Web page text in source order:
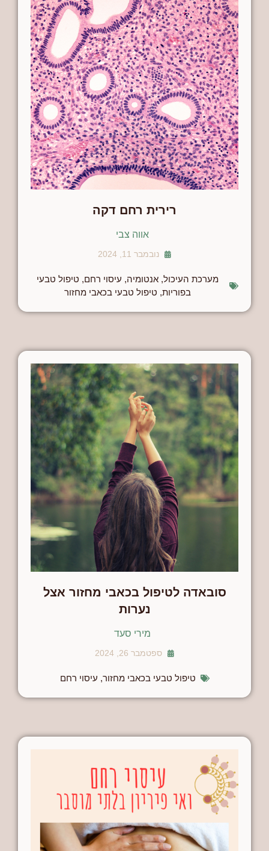
רירית רחם דקה
אווה צבי
נובמבר 11, 2024
מערכת העיכול, אנטומיה, עיסוי רחם, טיפול טבעי
בפוריות, טיפול טבעי בכאבי מחזור
סובאדה לטיפול בכאבי מחזור אצל
נערות
מירי סעד
ספטמבר 26, 2024
טיפול טבעי בכאבי מחזור, עיסוי רחם